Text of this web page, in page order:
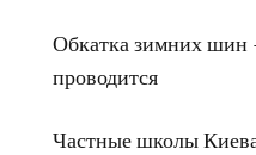
Обкатка зимних шин
проводится
Частные школы